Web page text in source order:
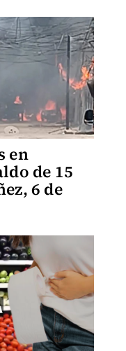
en
de 15
6 de